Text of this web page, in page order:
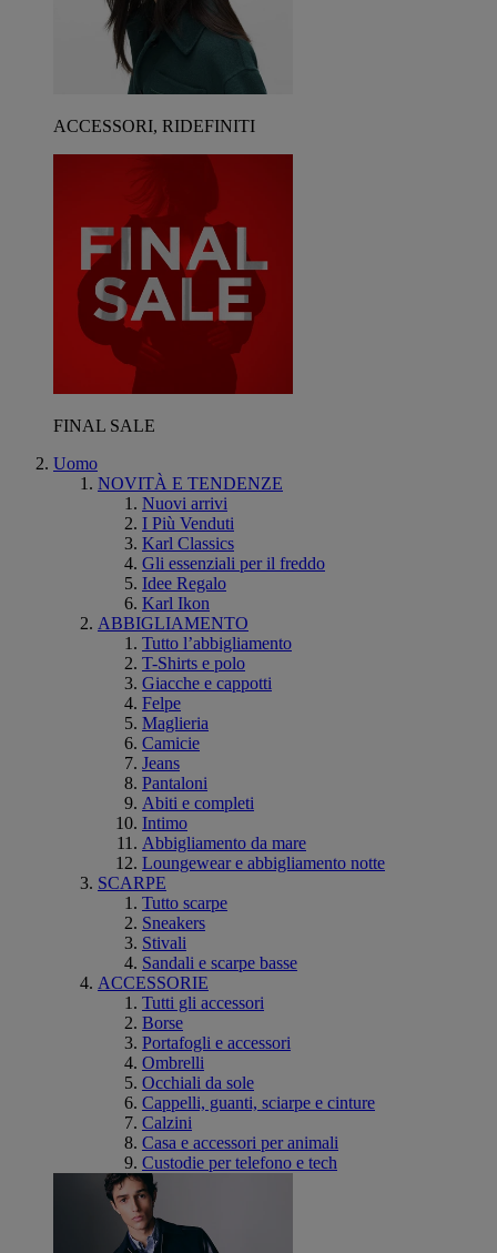
ACCESSORI, RIDEFINITI
FINAL SALE
Uomo
NOVITÀ E TENDENZE
Nuovi arrivi
I Più Venduti
Karl Classics
Gli essenziali per il freddo
Idee Regalo
Karl Ikon
ABBIGLIAMENTO
Tutto l’abbigliamento
T-Shirts e polo
Giacche e cappotti
Felpe
Maglieria
Camicie
Jeans
Pantaloni
Abiti e completi
Intimo
Abbigliamento da mare
Loungewear e abbigliamento notte
SCARPE
Tutto scarpe
Sneakers
Stivali
Sandali e scarpe basse
ACCESSORIE
Tutti gli accessori
Borse
Portafogli e accessori
Ombrelli
Occhiali da sole
Cappelli, guanti, sciarpe e cinture
Calzini
Casa e accessori per animali
Custodie per telefono e tech